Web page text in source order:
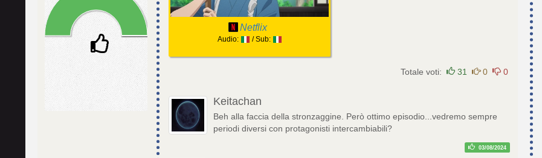
Netflix
Audio: / Sub:
Totale voti: 31 0 0
Keitachan
Beh alla faccia della stronzaggine. Però ottimo episodio...vedremo sempre
periodi diversi con protagonisti intercambiabili?
03/08/2024